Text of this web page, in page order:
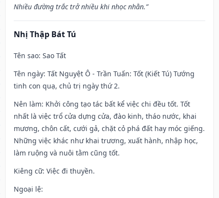
Nhiều đường trắc trở nhiều khi nhọc nhằn.”
Nhị Thập Bát Tú
Tên sao: Sao Tất
Tên ngày: Tất Nguyệt Ô - Trần Tuấn: Tốt (Kiết Tú) Tướng
tinh con quạ, chủ trị ngày thứ 2.
Nên làm: Khởi công tạo tác bất kể việc chi đều tốt. Tốt
nhất là việc trổ cửa dựng cửa, đào kinh, tháo nước, khai
mương, chôn cất, cưới gả, chặt cỏ phá đất hay móc giếng.
Những việc khác như khai trương, xuất hành, nhập học,
làm ruộng và nuôi tằm cũng tốt.
Kiêng cữ: Việc đi thuyền.
Ngoại lệ: